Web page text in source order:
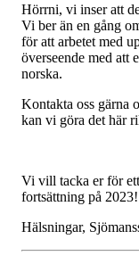
Hörrni, vi inser att
Vi ber än en gång
för att arbetet med
överseende med att
norska.
Kontakta oss gärna
kan vi göra det här
Vi vill tacka er för
fortsättning på 2023!
Hälsningar,